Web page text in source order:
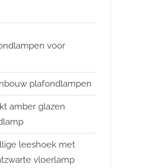
voor
plafondlampen
amber glazen
leeshoek met
vloerlamp